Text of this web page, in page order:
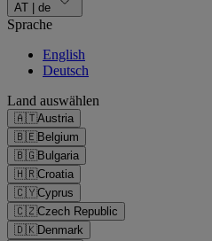
AT de
Sprache
English
Deutsch
Land auswählen
🇦🇹Austria
🇧🇪Belgium
🇧🇬Bulgaria
🇭🇷Croatia
🇨🇾Cyprus
🇨🇿Czech Republic
🇩🇰Denmark